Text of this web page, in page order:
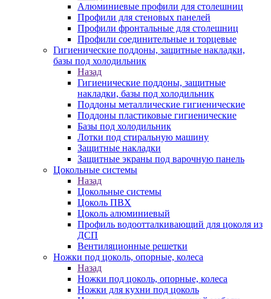
Алюминиевые профили для столешниц
Профили для стеновых панелей
Профили фронтальные для столешниц
Профили соединительные и торцевые
Гигиенические поддоны, защитные накладки,
базы под холодильник
Назад
Гигиенические поддоны, защитные
накладки, базы под холодильник
Поддоны металлические гигиенические
Поддоны пластиковые гигиенические
Базы под холодильник
Лотки под стиральную машину
Защитные накладки
Защитные экраны под варочную панель
Цокольные системы
Назад
Цокольные системы
Цоколь ПВХ
Цоколь алюминиевый
Профиль водоотталкивающий для цоколя из
ДСП
Вентиляционные решетки
Ножки под цоколь, опорные, колеса
Назад
Ножки под цоколь, опорные, колеса
Ножки для кухни под цоколь